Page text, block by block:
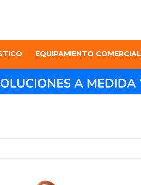
EQUIPAMIENTO COMERCIAL